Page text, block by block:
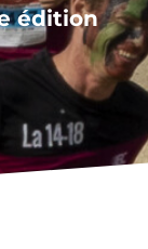
édition